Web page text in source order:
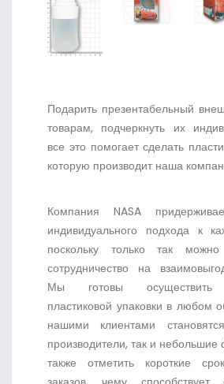
Подарить презентабельный
товарам, подчеркнуть их
все это помогает сделать
которую производит наша
Компания NASA
индивидуального подхода к
поскольку только так можно
сотрудничество на
Мы готовы осуществить
пластиковой упаковки в любом
нашими клиентами
производители, так и
также отметить короткие